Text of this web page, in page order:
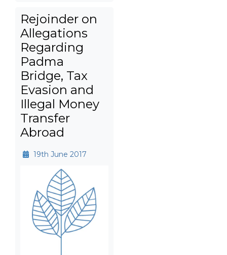
Rejoinder on
Allegations
Regarding
Padma
Bridge, Tax
Evasion and
Illegal Money
Transfer
Abroad​
19th June 2017